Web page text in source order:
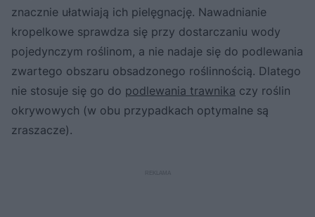
znacznie ułatwiają ich pielęgnację. Nawadnianie
kropelkowe sprawdza się przy dostarczaniu wody
pojedynczym roślinom, a nie nadaje się do podlewania
zwartego obszaru obsadzonego roślinnością. Dlatego
nie stosuje się go do podlewania trawnika czy roślin
okrywowych (w obu przypadkach optymalne są
zraszacze).